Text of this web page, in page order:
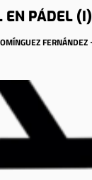
EN PÁDEL (I)
FERNÁNDEZ